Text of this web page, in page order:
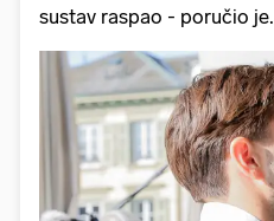
sustav raspao - poručio je.